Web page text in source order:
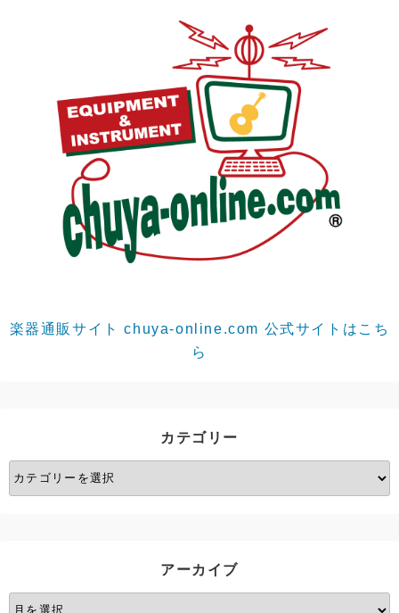
楽器通販サイト chuya-online.com 公式サイトはこち
ら
カテゴリー
カ
テ
アーカイブ
ア